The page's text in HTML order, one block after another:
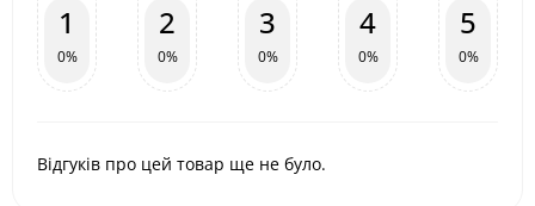
1
0%
2
0%
3
0%
4
0%
5
0%
Відгуків про цей товар ще не було.